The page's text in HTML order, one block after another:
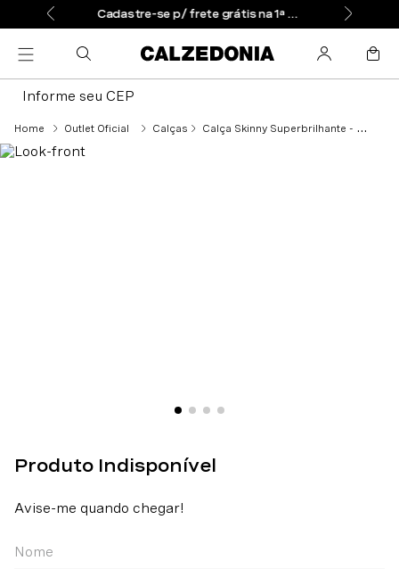
Cadastre-se p/ frete grátis na 1ª compra
Informe seu CEP
Outlet Oficial Calças Calça Skinny Superbrilhante - Cinza